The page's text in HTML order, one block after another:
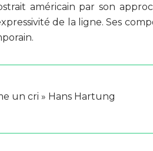
américain par son
de la ligne. Ses
un cri » Hans Hartung